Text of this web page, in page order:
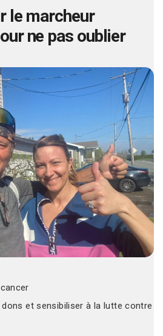
le marcheur
ne pas oublier
dons et sensibiliser à la lutte contre